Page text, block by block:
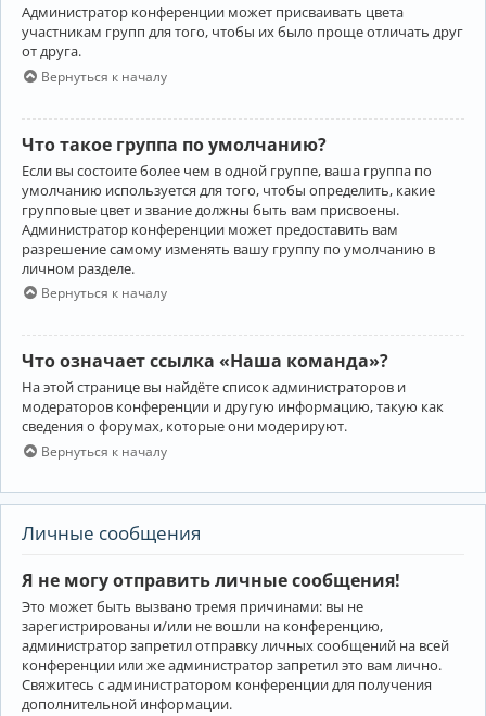
Администратор конференции может присваивать цвета
участникам групп для того, чтобы их было проще отличать друг
от друга.
Вернуться к началу
Что такое группа по умолчанию?
Если вы состоите более чем в одной группе, ваша группа по
умолчанию используется для того, чтобы определить, какие
групповые цвет и звание должны быть вам присвоены.
Администратор конференции может предоставить вам
разрешение самому изменять вашу группу по умолчанию в
личном разделе.
Вернуться к началу
Что означает ссылка «Наша команда»?
На этой странице вы найдёте список администраторов и
модераторов конференции и другую информацию, такую как
сведения о форумах, которые они модерируют.
Вернуться к началу
Личные сообщения
Я не могу отправить личные сообщения!
Это может быть вызвано тремя причинами: вы не
зарегистрированы и/или не вошли на конференцию,
администратор запретил отправку личных сообщений на всей
конференции или же администратор запретил это вам лично.
Свяжитесь с администратором конференции для получения
дополнительной информации.